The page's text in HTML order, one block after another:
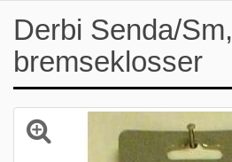
Derbi Senda/Sm,
bremseklosser